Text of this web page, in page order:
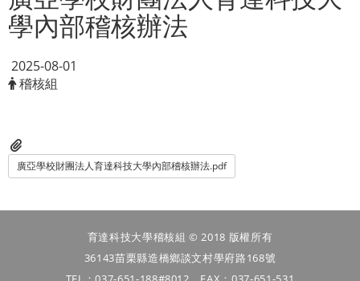
學內部稽核辦法
2025-08-01
稽核組
廣亞學校財團法人育達科技大學內部稽核辦法.pdf
育達科技大學稽核組 © 2018 版權所有
36143苗栗縣造橋鄉談文村學府路168號